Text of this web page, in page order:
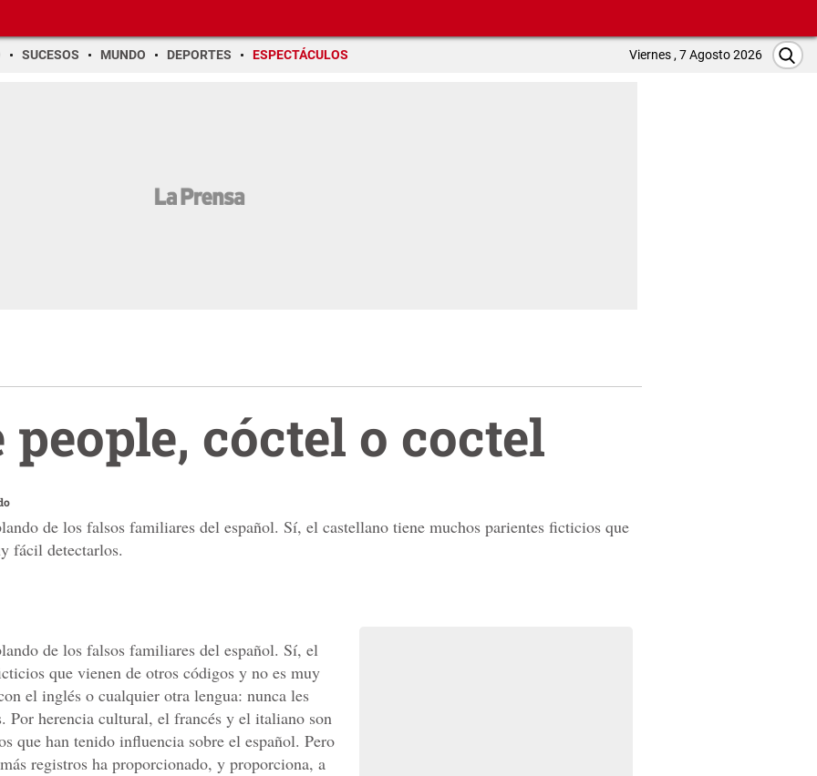
SUCESOS MUNDO DEPORTES ESPECTÁCULOS Viernes , 7 Agosto 2026
cóctel o coctel
de los falsos familiares del español. Sí, el castellano tiene muchos parientes ficticios que
fácil detectarlos.
de los falsos familiares del español. Sí, el
que vienen de otros códigos y no es muy
el inglés o cualquier otra lengua: nunca les
Por herencia cultural, el francés y el italiano son
que han tenido influencia sobre el español. Pero
registros ha proporcionado, y proporciona, a